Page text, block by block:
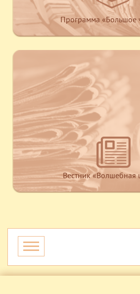
Программа «Большое
Вестник «Волшебная